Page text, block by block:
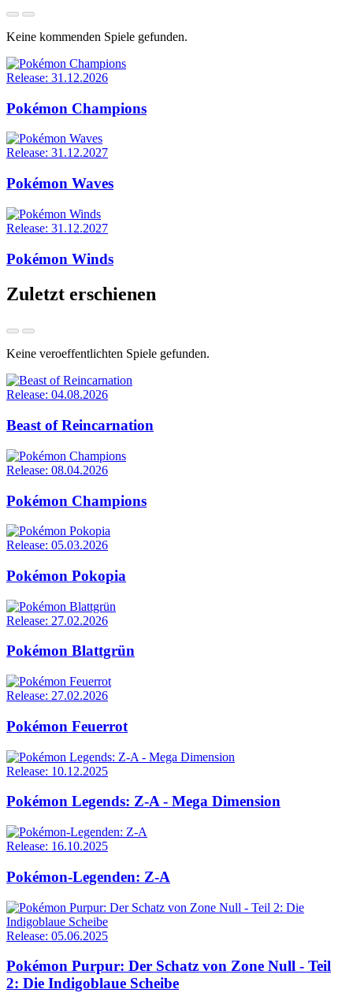
Keine kommenden Spiele gefunden.
Release: 31.12.2026
Pokémon Champions
Release: 31.12.2027
Pokémon Waves
Release: 31.12.2027
Pokémon Winds
Zuletzt erschienen
Keine veroeffentlichten Spiele gefunden.
Release: 04.08.2026
Beast of Reincarnation
Release: 08.04.2026
Pokémon Champions
Release: 05.03.2026
Pokémon Pokopia
Release: 27.02.2026
Pokémon Blattgrün
Release: 27.02.2026
Pokémon Feuerrot
Release: 10.12.2025
Pokémon Legends: Z-A - Mega Dimension
Release: 16.10.2025
Pokémon-Legenden: Z-A
Release: 05.06.2025
Pokémon Purpur: Der Schatz von Zone Null - Teil
2: Die Indigoblaue Scheibe